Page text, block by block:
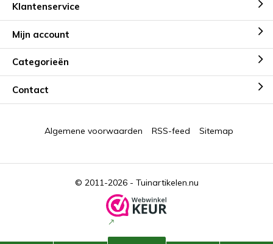
Klantenservice
Mijn account
Categorieën
Contact
© 2011-2026 - Tuinartikelen.nu
Algemene voorwaarden RSS-feed Sitemap